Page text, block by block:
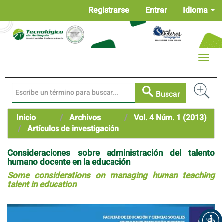
Contenido
principal
Idioma
Registrarse Entrar
Buscar
Toggle
Inicio Archivos
Vol. 4 Núm. 1 (2013)
Artículos de investigación
Consideraciones sobre administración del talento
humano docente en la educación
Some considerations on managing human teaching
talent in education
Barra